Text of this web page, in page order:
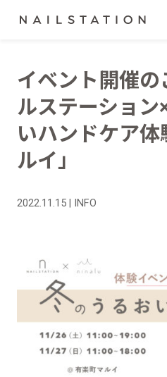
イベント開催の
ルステーショ
いハンドケア
ルイ」
2022.11.15 | INFO